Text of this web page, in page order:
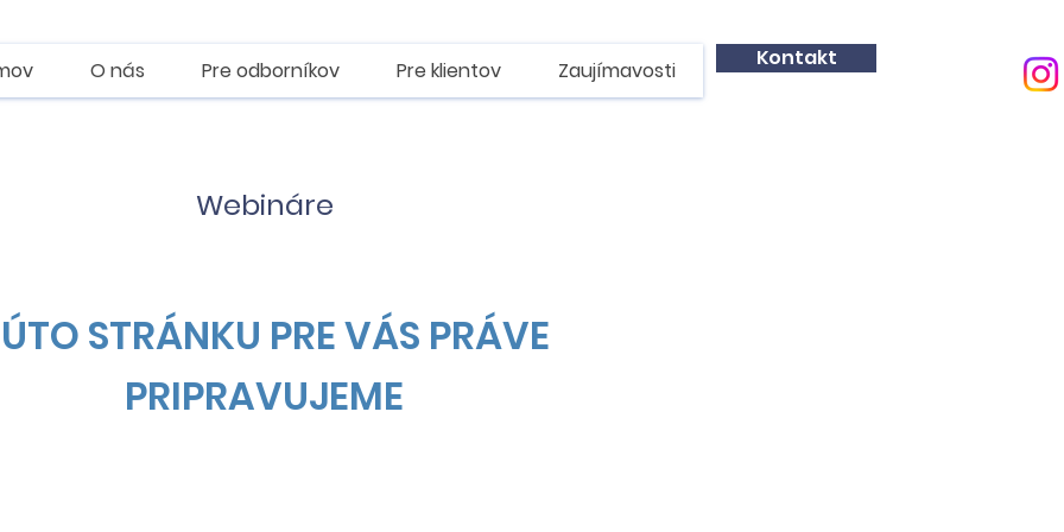
O nás Pre odborníkov Pre klientov Zaujímavosti Kontakt
Webináre
STRÁNKU PRE VÁS PRÁVE
PRIPRAVUJEME